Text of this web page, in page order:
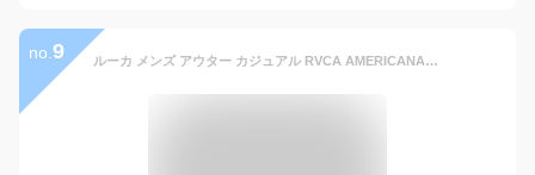
no. 9 ルーカ メンズ アウター カジュアル RVCA AMERICANA BA042750 デニムトラッカージャケット | サーフ